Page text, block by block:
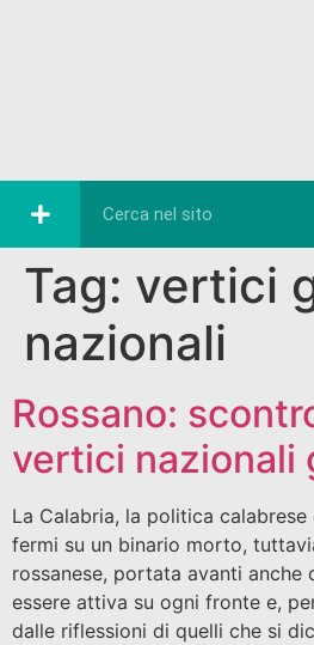
Tag: vertici
nazionali
Rossano:
vertici nazionali
La Calabria, la politica
fermi su un binario morto,
rossanese, portata avanti anche
essere attiva su ogni fronte e,
dalle riflessioni di quelli che si